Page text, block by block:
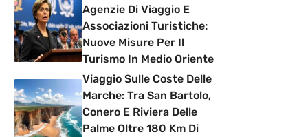
Agenzie Di Viaggio E
Associazioni Turistiche:
Nuove Misure Per Il
Turismo In Medio Oriente
Viaggio Sulle Coste Delle
Marche: Tra San Bartolo,
Conero E Riviera Delle
Palme Oltre 180 Km Di